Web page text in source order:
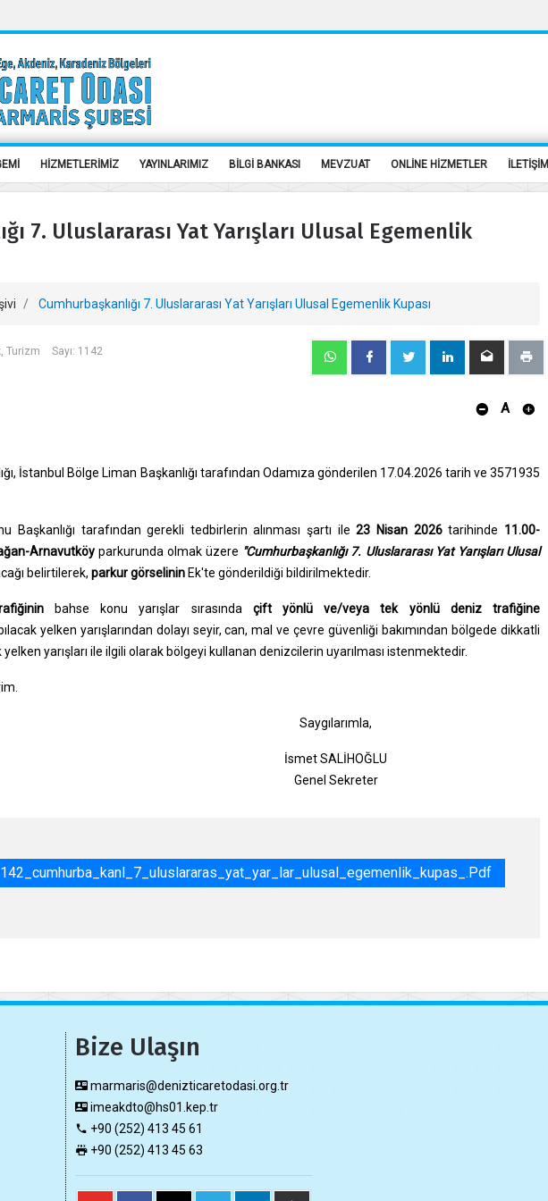
HİZMETLERİMİZ YAYINLARIMIZ BİLGİ BANKASI MEVZUAT ONLİNE HİZMETLER İLETİŞİM
7. Uluslararası Yat Yarışları Ulusal Egemenlik
Cumhurbaşkanlığı 7. Uluslararası Yat Yarışları Ulusal Egemenlik Kupası
Turizm
Sayı: 1142
A
İstanbul Bölge Liman Başkanlığı tarafından Odamıza gönderilen 17.04.2026 tarih ve 3571935
Başkanlığı tarafından gerekli tedbirlerin alınması şartı ile23 Nisan 2026tarihinde 11.00-
Arnavutköyparkurunda olmak üzere "Cumhurbaşkanlığı 7. Uluslararası Yat Yarışları Ulusal
belirtilerek, parkur görselinin Ek'te gönderildiği bildirilmektedir.
bahse konu yarışlar sırasında çift yönlü ve/veya tek yönlü deniz trafiğine
yelken yarışlarından dolayı seyir, can, mal ve çevre güvenliği bakımından bölgede dikkatli
yelken yarışları ile ilgili olarak bölgeyi kullanan denizcilerin uyarılması istenmektedir.
Saygılarımla,
İsmet SALİHOĞLU
Genel Sekreter
Bize Ulaşın
marmaris@denizticaretodasi.org.tr
imeakdto@hs01.kep.tr
+90 (252) 413 45 61
+90 (252) 413 45 63